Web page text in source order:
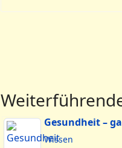
Gesundheit –
Wissen